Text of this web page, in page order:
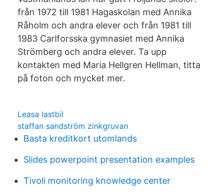
från 1972 till 1981 Hagaskolan med Annika
Råholm och andra elever och från 1981 till
1983 Carlforsska gymnasiet med Annika
Strömberg och andra elever. Ta upp
kontakten med Maria Hellgren Hellman, titta
på foton och mycket mer.
Leasa lastbil
staffan sandström zinkgruvan
Basta kreditkort utomlands
Slides powerpoint presentation examples
Tivoli monitoring knowledge center